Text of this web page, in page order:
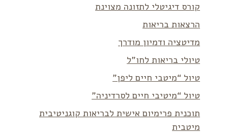
קורס דיגיטלי לתזונה מצוינת
הרצאות בריאות
מדיטציה ודמיון מודרך
טיולי בריאות לחו”ל
טיול “מיטבי חיים ליפן”
טיול “מיטיבי חיים לסרדיניה”
תוכנית פרימיום אישית לבריאות קוגניטיבית
מיטבית